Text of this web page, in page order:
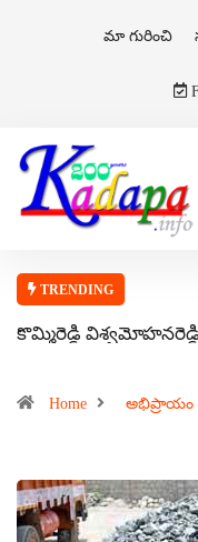
మా గురించి
TRENDING
కొమ్మిరెడ్డి
Home అభిప్రాయం